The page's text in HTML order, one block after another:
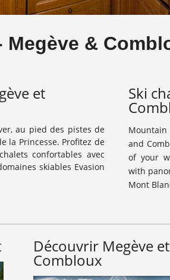
&
et
au pied des pistes de
la Princesse. Profitez de
confortables avec
skiables Evasion
Ski
and
of your
with
Mont
Découvrir Megève et
Combloux